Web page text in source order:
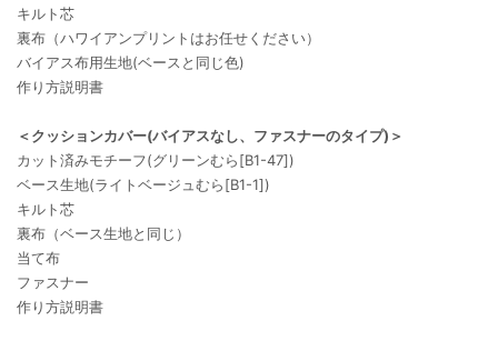
キルト芯
裏布（ハワイアンプリントはお任せください）
バイアス布用生地(ベースと同じ色)
作り方説明書
＜クッションカバー(バイアスなし、ファスナーのタイプ)＞
カット済みモチーフ(グリーンむら[B1-47])
ベース生地(ライトベージュむら[B1-1])
キルト芯
裏布（ベース生地と同じ）
当て布
ファスナー
作り方説明書